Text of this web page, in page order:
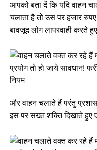
आपको बता दें कि यदि वाहन
चलाता है तो उस पर हजार
बावजूद लोग लापरवाही करते
और वाहन चलाते हैं परंतु
इस पर सख्त शक्ति दिखाते हुए